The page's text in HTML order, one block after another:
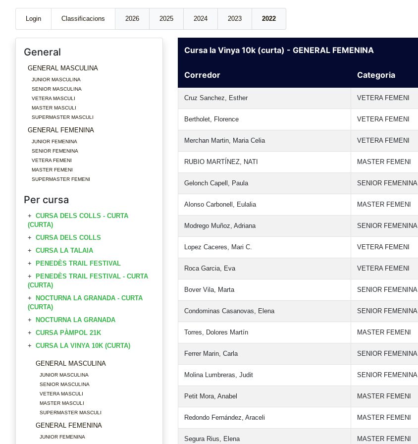
Login Classificacions 2026 2025 2024 2023 2022
General
GENERAL MASCULINA
JUNIOR MASCULINA
SENIOR MASCULINA
VETERA MASCULI
MASTER MASCULI
SUPERMASTER MASCULI
GENERAL FEMENINA
JUNIOR FEMENINA
SENIOR FEMENINA
VETERA FEMENI
MASTER FEMENI
SUPERMASTER FEMENI
Per cursa
CURSA DELS COLLS - CURTA
(CURTA)
CURSA DELS COLLS
CURSA LA TALAIA
PENEDÈS TRAIL FESTIVAL
PENEDÈS TRAIL FESTIVAL - CURTA
(CURTA)
NOCTURNA LA GRANADA - CURTA
(CURTA)
NOCTURNA LA GRANADA
CURSA PÀMPOL 21K
CURSA LA VINYA 10K (CURTA)
GENERAL MASCULINA
JUNIOR MASCULINA
SENIOR MASCULINA
VETERA MASCULI
MASTER MASCULI
SUPERMASTER MASCULI
GENERAL FEMENINA
JUNIOR FEMENINA
Cursa la Vinya 10k (curta) - GENERAL FEMENINA
Corredor Categoria
Cruz Sanchez, Esther VETERA FEMENI
Bertholet, Florence VETERA FEMENI
Merchan Martin, Maria Celia VETERA FEMENI
RUBIO MARTÍNEZ, NATI MASTER FEMENI
Gelonch Capell, Paula SENIOR FEMENINA
Alonso Carbonell, Eulalia MASTER FEMENI
Modrego Muñoz, Adriana SENIOR FEMENINA
Lopez Caceres, Mari C. VETERA FEMENI
Roca Garcia, Eva VETERA FEMENI
Bover Vila, Marta SENIOR FEMENINA
Condominas Casanovas, Elena SENIOR FEMENINA
Torres, Dolores Martín MASTER FEMENI
Ferrer Marin, Carla SENIOR FEMENINA
Molina Lumbreras, Judit SENIOR FEMENINA
Petit Mora, Anabel MASTER FEMENI
Redondo Fernández, Araceli MASTER FEMENI
Segura Rius, Elena MASTER FEMENI